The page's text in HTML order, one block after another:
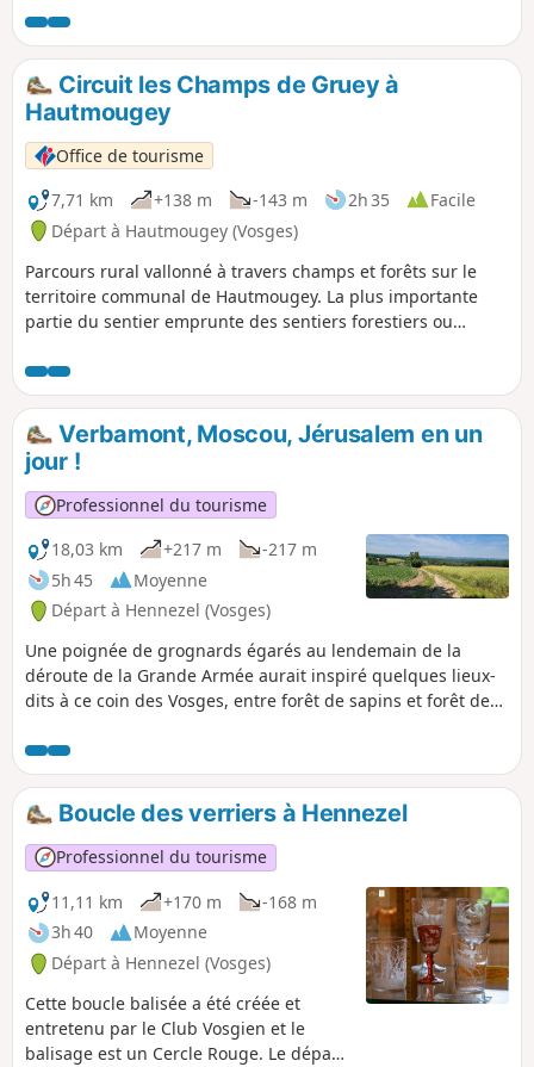
ensuite dans le massif forestier communal d’une superficie
de 100 ha qui comprend une variété de chênes
exceptionnels.
Circuit les Champs de Gruey à
Hautmougey
Office de tourisme
7,71 km
+138 m -143 m 2h 35
Facile
Départ à Hautmougey (Vosges)
Parcours rural vallonné à travers champs et forêts sur le
territoire communal de Hautmougey. La plus importante
partie du sentier emprunte des sentiers forestiers ou
circuit. La balade passe sur un chemin qui est une ancienne
voie romaine. Cette partie de promenade est très
ensoleillée en période printanière et estivale.
Verbamont, Moscou, Jérusalem en un
jour !
Professionnel du tourisme
18,03 km
+217 m
-217 m
5h 45
Moyenne
Départ à Hennezel (Vosges)
Une poignée de grognards égarés au lendemain de la
déroute de la Grande Armée aurait inspiré quelques lieux-
dits à ce coin des Vosges, entre forêt de sapins et forêt de
Moscou et celui de Jérusalem sont sur le chemin, un petit
clin d’œil à la géographie et à l'histoire. Vous pourrez
repartir avec votre pot de miel de la Miellerie de Jérusalem
ou dormir dans une cabane au camping "La Clairière du
Verbamont".
Boucle des verriers à Hennezel
Professionnel du tourisme
11,11 km
+170 m
-168 m
3h 40
Moyenne
Départ à Hennezel (Vosges)
Cette boucle balisée a été créée et
entretenu par le Club Vosgien et le
balisage est un Cercle Rouge. Le départ